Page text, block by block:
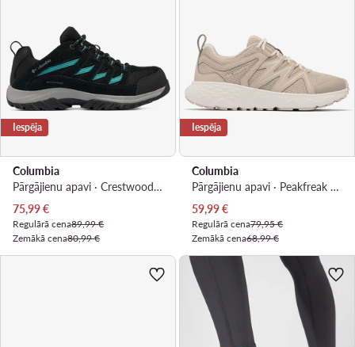
Iespēja
Columbia
Pārgājienu apavi · Crestwood Waterproof 2099881 · Melns
Pašreizējā cena
75,99€
Regulārā cena89,99 €
Zemākā cena80,99 €
Iespēja
Columbia
Pārgājienu apavi · Peakfreak Roam™ Hiking 2108411 · Brūns
Pašreizējā cena
59,99€
Regulārā cena79,95 €
Zemākā cena68,99 €